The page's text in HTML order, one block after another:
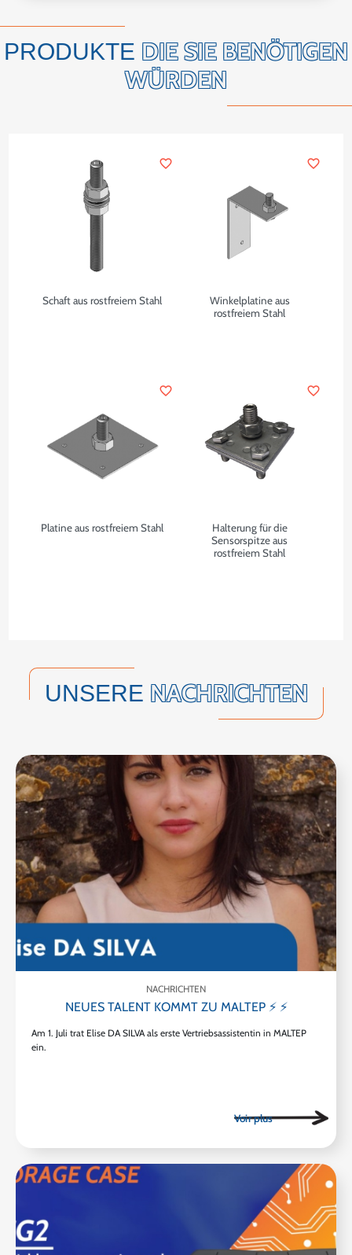
PRODUKTE DIE SIE BENÖTIGEN
WÜRDEN
Schaft aus rostfreiem Stahl
favorite_border
Winkelplatine aus
rostfreiem Stahl
favorite_border
Platine aus rostfreiem Stahl
favorite_border
Halterung für die
Sensorspitze aus
rostfreiem Stahl
favorite_border
UNSERE NACHRICHTEN
NACHRICHTEN
NEUES TALENT KOMMT ZU MALTEP ⚡ ⚡
Am 1. Juli trat Elise DA SILVA als erste Vertriebsassistentin in MALTEP
ein.